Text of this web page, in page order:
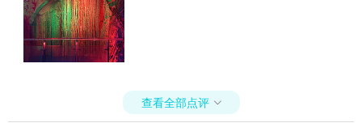
查看全部点评 